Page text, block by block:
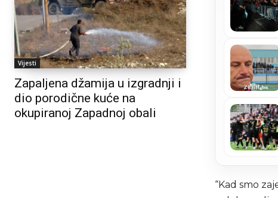
Vijesti
Zapaljena džamija u izgradnji i
dio porodične kuće na
okupiranoj Zapadnoj obali
“Kad smo